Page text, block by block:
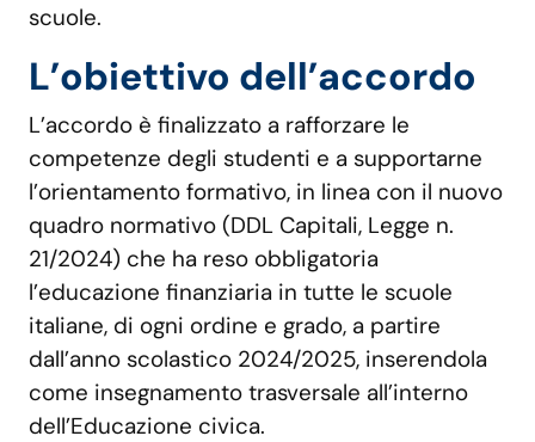
scuole.
L’obiettivo dell’accordo
L’accordo è finalizzato a rafforzare le
competenze degli studenti e a supportarne
l’orientamento formativo, in linea con il nuovo
quadro normativo (DDL Capitali, Legge n.
21/2024) che ha reso obbligatoria
l’educazione finanziaria in tutte le scuole
italiane, di ogni ordine e grado, a partire
dall’anno scolastico 2024/2025, inserendola
come insegnamento trasversale all’interno
dell’Educazione civica.